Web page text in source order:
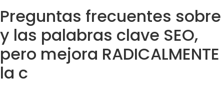
Preguntas frecuentes sobre
y las palabras clave SEO,
pero mejora RADICALMENTE
la c